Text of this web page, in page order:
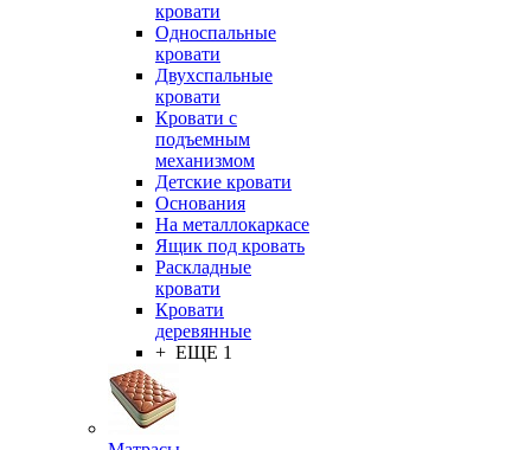
кровати
Односпальные
кровати
Двухспальные
кровати
Кровати с
подъемным
механизмом
Детские кровати
Основания
На металлокаркасе
Ящик под кровать
Раскладные
кровати
Кровати
деревянные
+ ЕЩЕ 1